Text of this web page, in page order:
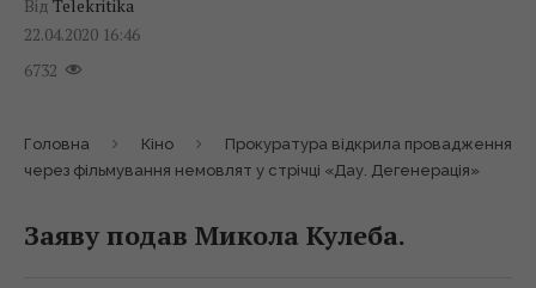
Від Telekritika
22.04.2020 16:46
6732
Головна Кіно
Прокуратура відкрила провадження
через фільмування немовлят у стрічці «Дау. Дегенерація»
Заяву подав Микола Кулеба.